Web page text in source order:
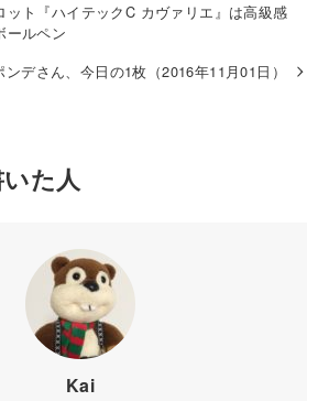
ット『ハイテックC カヴァリエ』は高級感
ールペン
デさん、今日の1枚（2016年11月01日）
た人
Kai